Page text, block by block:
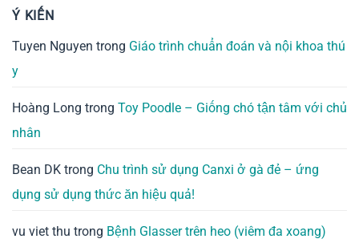
Ý KIẾN
Tuyen Nguyen trong Giáo trình chuẩn đoán và nội khoa thú
y
Hoàng Long trong Toy Poodle – Giống chó tận tâm với chủ
nhân
Bean DK trong Chu trình sử dụng Canxi ở gà đẻ – ứng
dụng sử dụng thức ăn hiệu quả!
vu viet thu trong Bệnh Glasser trên heo (viêm đa xoang)